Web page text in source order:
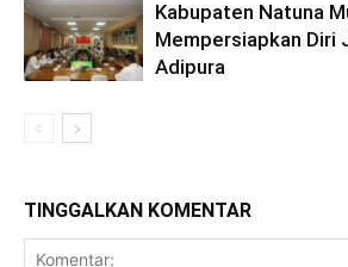
Kabupaten Natuna
Mempersiapkan Diri
Adipura
TINGGALKAN KOMENTAR